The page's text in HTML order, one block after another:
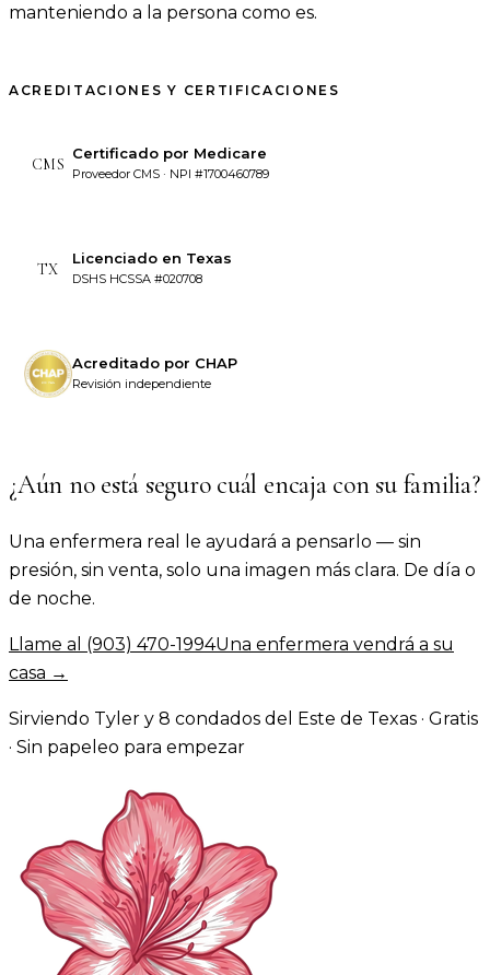
manteniendo a la persona como es.
ACREDITACIONES Y CERTIFICACIONES
CMS
Certificado por Medicare
Proveedor CMS · NPI #1700460789
TX
Licenciado en Texas
DSHS HCSSA #020708
Acreditado por CHAP
Revisión independiente
¿Aún no está seguro cuál encaja con su familia?
Una enfermera real le ayudará a pensarlo — sin
presión, sin venta, solo una imagen más clara. De día o
de noche.
Llame al (903) 470-1994Una enfermera vendrá a su
casa →
Sirviendo Tyler y 8 condados del Este de Texas · Gratis
· Sin papeleo para empezar